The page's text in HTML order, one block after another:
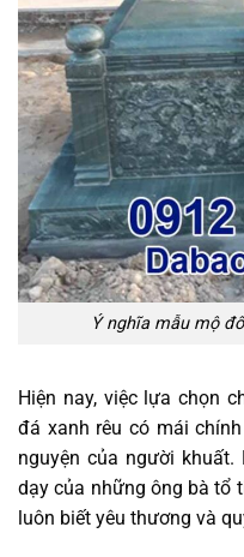
Ý nghĩa mẫu mộ
Hiện nay, việc lựa chọn
đá xanh rêu có mái
nguyện của người
dạy của những ông bà tổ
luôn biết yêu thương và